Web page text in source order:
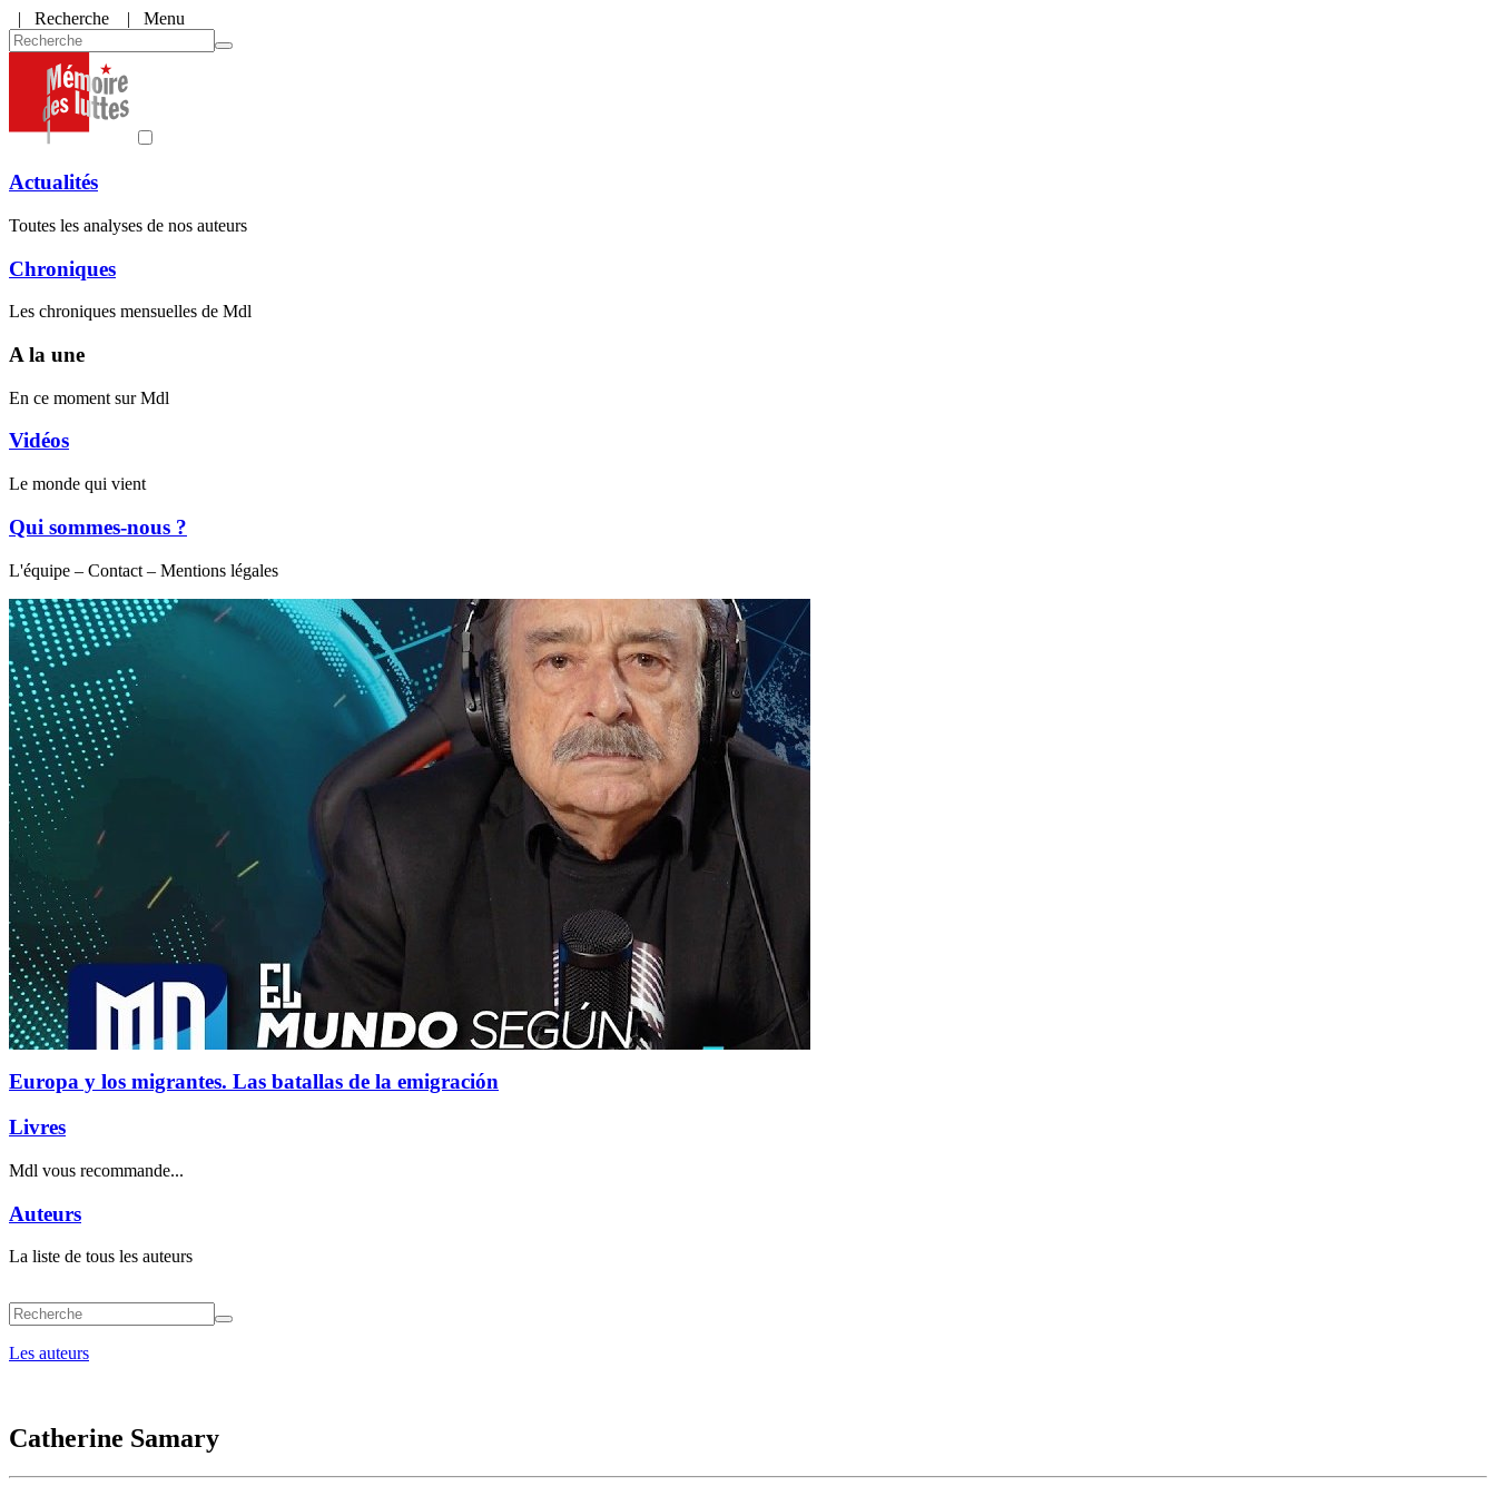
| Recherche | Menu
Actualités
Toutes les analyses de nos auteurs
Chroniques
Les chroniques mensuelles de Mdl
A la une
En ce moment sur Mdl
Vidéos
Le monde qui vient
Qui sommes-nous ?
L'équipe – Contact – Mentions légales
Europa y los migrantes. Las batallas de la emigración
Livres
Mdl vous recommande...
Auteurs
La liste de tous les auteurs
Les auteurs
Catherine Samary